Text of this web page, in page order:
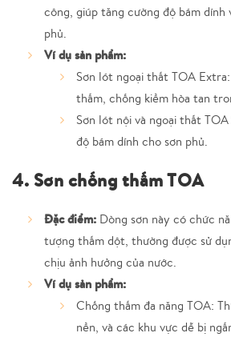
công, giúp tăng cường độ bám dính
phủ.
Ví dụ sản phẩm:
Sơn lót ngoại thất TOA Extra:
thấm, chống kiềm hòa tan
Sơn lót nội và ngoại thất TOA
độ bám dính cho sơn phủ.
4. Sơn chống thấm TOA
Đặc điểm: Dòng sơn này có chức
tượng thấm dột, thường được sử
chịu ảnh hưởng của nước.
Ví dụ sản phẩm:
Chống thấm đa năng TOA:
nền, và các khu vực dễ bị